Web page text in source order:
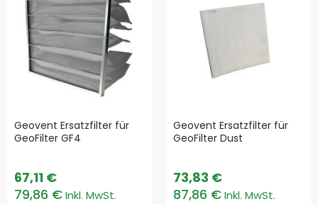
Geovent Ersatzfilter für
GeoFilter GF4
79,86 €
67,11 €
Geovent Ersatzfilter für
GeoFilter Dust
87,86 €
73,83 €